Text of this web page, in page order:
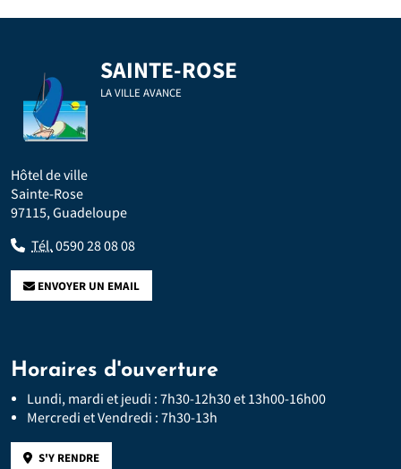
SAINTE-ROSE
LA VILLE AVANCE
Hôtel de ville
Sainte-Rose
97115, Guadeloupe
Tél.0590 28 08 08
ENVOYER UN EMAIL
Horaires d'ouverture
Lundi, mardi et jeudi : 7h30-12h30 et 13h00-16h00
Mercredi et Vendredi : 7h30-13h
S'Y RENDRE